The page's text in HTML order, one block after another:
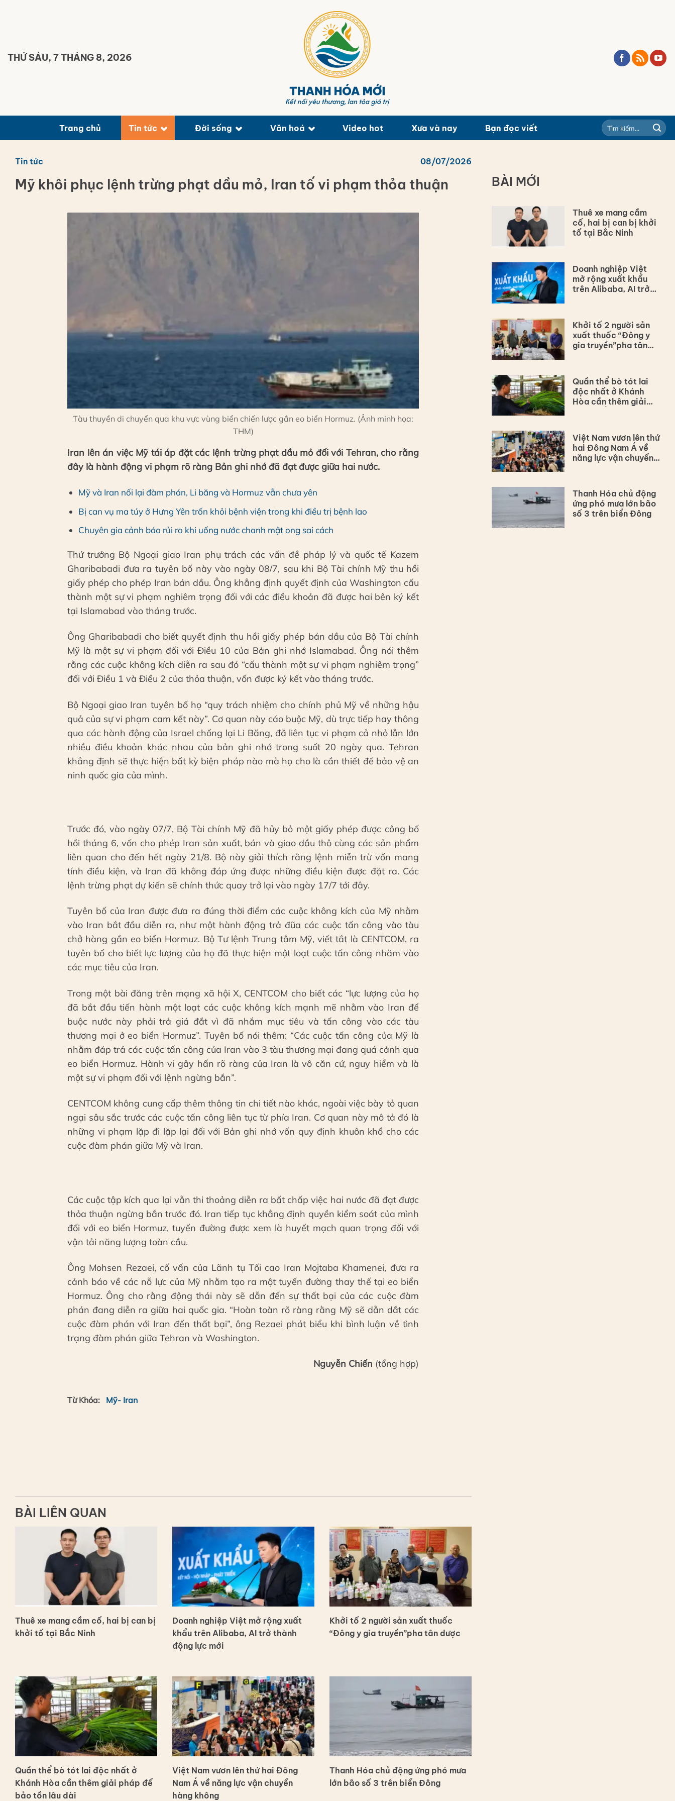
THỨ SÁU, 7 THÁNG 8, 2026
Trang chủ Tin tức Đời sống Văn hoá Video hot Xưa và nay Bạn đọc viết
Tin tức 08/07/2026
Mỹ khôi phục lệnh trừng phạt dầu mỏ, Iran tố vi phạm thỏa thuận
Tàu thuyền di chuyển qua khu vực vùng biển chiến lược gần eo biển Hormuz. (Ảnh minh họa:
THM)
Iran lên án việc Mỹ tái áp đặt các lệnh trừng phạt dầu mỏ đối với Tehran, cho rằng
đây là hành động vi phạm rõ ràng Bản ghi nhớ đã đạt được giữa hai nước.
Mỹ và Iran nối lại đàm phán, Li băng và Hormuz vẫn chưa yên
Bị can vụ ma túy ở Hưng Yên trốn khỏi bệnh viện trong khi điều trị bệnh lao
Chuyên gia cảnh báo rủi ro khi uống nước chanh mật ong sai cách
Thứ trưởng Bộ Ngoại giao Iran phụ trách các vấn đề pháp lý và quốc tế Kazem
Gharibabadi đưa ra tuyên bố này vào ngày 08/7, sau khi Bộ Tài chính Mỹ thu hồi
giấy phép cho phép Iran bán dầu. Ông khẳng định quyết định của Washington cấu
thành một sự vi phạm nghiêm trọng đối với các điều khoản đã được hai bên ký kết
tại Islamabad vào tháng trước.
Ông Gharibabadi cho biết quyết định thu hồi giấy phép bán dầu của Bộ Tài chính
Mỹ là một sự vi phạm đối với Điều 10 của Bản ghi nhớ Islamabad. Ông nói thêm
rằng các cuộc không kích diễn ra sau đó “cấu thành một sự vi phạm nghiêm trọng”
đối với Điều 1 và Điều 2 của thỏa thuận, vốn được ký kết vào tháng trước.
Bộ Ngoại giao Iran tuyên bố họ “quy trách nhiệm cho chính phủ Mỹ về những hậu
quả của sự vi phạm cam kết này”. Cơ quan này cáo buộc Mỹ, dù trực tiếp hay thông
qua các hành động của Israel chống lại Li Băng, đã liên tục vi phạm cả nhỏ lẫn lớn
nhiều điều khoản khác nhau của bản ghi nhớ trong suốt 20 ngày qua. Tehran
khẳng định sẽ thực hiện bất kỳ biện pháp nào mà họ cho là cần thiết để bảo vệ an
ninh quốc gia của mình.
Trước đó, vào ngày 07/7, Bộ Tài chính Mỹ đã hủy bỏ một giấy phép được công bố
hồi tháng 6, vốn cho phép Iran sản xuất, bán và giao dầu thô cùng các sản phẩm
liên quan cho đến hết ngày 21/8. Bộ này giải thích rằng lệnh miễn trừ vốn mang
tính điều kiện, và Iran đã không đáp ứng được những điều kiện được đặt ra. Các
lệnh trừng phạt dự kiến sẽ chính thức quay trở lại vào ngày 17/7 tới đây.
Tuyên bố của Iran được đưa ra đúng thời điểm các cuộc không kích của Mỹ nhằm
vào Iran bắt đầu diễn ra, như một hành động trả đũa các cuộc tấn công vào tàu
chở hàng gần eo biển Hormuz. Bộ Tư lệnh Trung tâm Mỹ, viết tắt là CENTCOM, ra
tuyên bố cho biết lực lượng của họ đã thực hiện một loạt cuộc tấn công nhằm vào
các mục tiêu của Iran.
Trong một bài đăng trên mạng xã hội X, CENTCOM cho biết các “lực lượng của họ
đã bắt đầu tiến hành một loạt các cuộc không kích mạnh mẽ nhằm vào Iran để
buộc nước này phải trả giá đắt vì đã nhắm mục tiêu và tấn công vào các tàu
thương mại ở eo biển Hormuz”. Tuyên bố nói thêm: “Các cuộc tấn công của Mỹ là
nhằm đáp trả các cuộc tấn công của Iran vào 3 tàu thương mại đang quá cảnh qua
eo biển Hormuz. Hành vi gây hấn rõ ràng của Iran là vô căn cứ, nguy hiểm và là
một sự vi phạm đối với lệnh ngừng bắn”.
CENTCOM không cung cấp thêm thông tin chi tiết nào khác, ngoài việc bày tỏ quan
ngại sâu sắc trước các cuộc tấn công liên tục từ phía Iran. Cơ quan này mô tả đó là
những vi phạm lặp đi lặp lại đối với Bản ghi nhớ vốn quy định khuôn khổ cho các
cuộc đàm phán giữa Mỹ và Iran.
Các cuộc tập kích qua lại vẫn thi thoảng diễn ra bất chấp việc hai nước đã đạt được
thỏa thuận ngừng bắn trước đó. Iran tiếp tục khẳng định quyền kiểm soát của mình
đối với eo biển Hormuz, tuyến đường được xem là huyết mạch quan trọng đối với
vận tải năng lượng toàn cầu.
Ông Mohsen Rezaei, cố vấn của Lãnh tụ Tối cao Iran Mojtaba Khamenei, đưa ra
cảnh báo về các nỗ lực của Mỹ nhằm tạo ra một tuyến đường thay thế tại eo biển
Hormuz. Ông cho rằng động thái này sẽ dẫn đến sự thất bại của các cuộc đàm
phán đang diễn ra giữa hai quốc gia. “Hoàn toàn rõ ràng rằng Mỹ sẽ dẫn dắt các
cuộc đàm phán với Iran đến thất bại”, ông Rezaei phát biểu khi bình luận về tình
trạng đàm phán giữa Tehran và Washington.
Nguyễn Chiến (tổng hợp)
Từ Khóa: Mỹ- Iran
BÀI LIÊN QUAN
Thuê xe mang cầm cố, hai bị can bị
khởi tố tại Bắc Ninh
Doanh nghiệp Việt mở rộng xuất
khẩu trên Alibaba, AI trở thành
động lực mới
Khởi tố 2 người sản xuất thuốc
“Đông y gia truyền”pha tân dược
Quần thể bò tót lai độc nhất ở
Khánh Hòa cần thêm giải pháp để
bảo tồn lâu dài
Việt Nam vươn lên thứ hai Đông
Nam Á về năng lực vận chuyển
hàng không
Thanh Hóa chủ động ứng phó mưa
lớn bão số 3 trên biển Đông
BÀI MỚI
Thuê xe mang cầm
cố, hai bị can bị khởi
tố tại Bắc Ninh
Doanh nghiệp Việt
mở rộng xuất khẩu
trên Alibaba, AI trở
Khởi tố 2 người sản
xuất thuốc “Đông y
gia truyền”pha tân
Quần thể bò tót lai
độc nhất ở Khánh
Hòa cần thêm giải
Việt Nam vươn lên thứ
hai Đông Nam Á về
năng lực vận chuyển
Thanh Hóa chủ động
ứng phó mưa lớn bão
số 3 trên biển Đông